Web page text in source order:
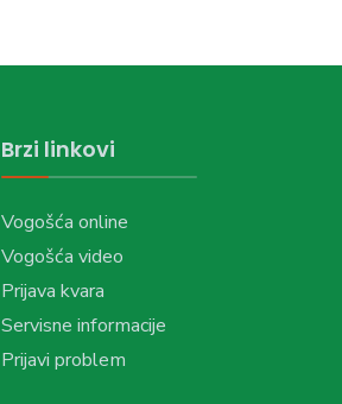
Brzi linkovi
Vogošća online
Vogošća video
Prijava kvara
Servisne informacije
Prijavi problem